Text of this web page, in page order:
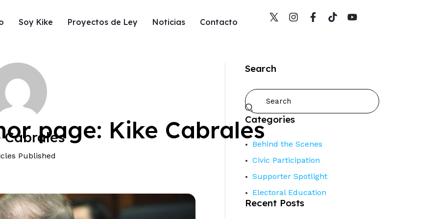
Soy Kike Proyectos de Ley Noticias Contacto
page: Kike Cabrales
Cabrales
Published
Search
Categories
Behind the Scenes
Civic Participation
Supporter Spotlight
Electoral Education
Recent Posts